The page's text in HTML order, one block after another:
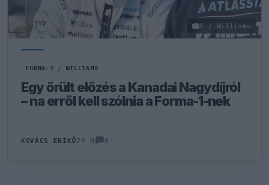
X / Williams
FORMA-1 / WILLIAMS
Egy őrült előzés a Kanadai Nagydíjról
– na erről kell szólnia a Forma-1-nek
KOVÁCS ENIKŐ79 N 0